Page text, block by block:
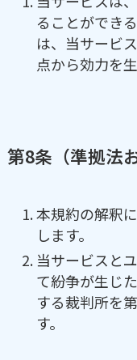
ることができ
は、当サービ
点から効力を
第8条（準拠法
本規約の解釈
します。
当サービスと
て紛争が生じ
する裁判所を
す。